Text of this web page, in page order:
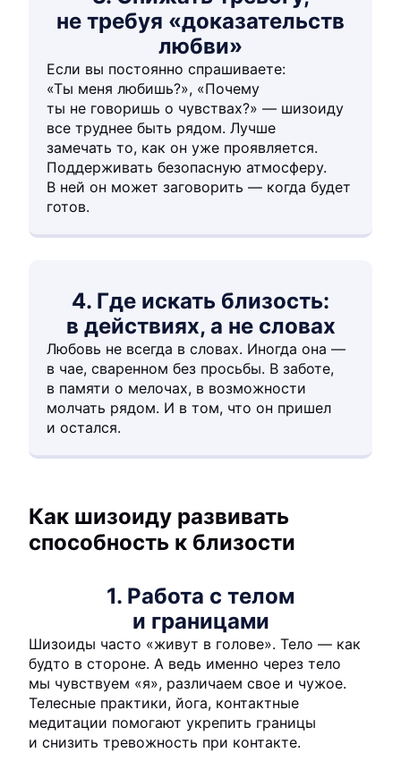
не требуя «доказательств
любви»
Если вы постоянно спрашиваете:
«Ты меня любишь?», «Почему
ты не говоришь о чувствах?» — шизоиду
все труднее быть рядом. Лучше
замечать то, как он уже проявляется.
Поддерживать безопасную атмосферу.
В ней он может заговорить — когда будет
готов.
4. Где искать близость:
в действиях, а не словах
Любовь не всегда в словах. Иногда она —
в чае, сваренном без просьбы. В заботе,
в памяти о мелочах, в возможности
молчать рядом. И в том, что он пришел
и остался.
Как шизоиду развивать
способность к близости
1. Работа с телом
и границами
Шизоиды часто «живут в голове». Тело — как
будто в стороне. А ведь именно через тело
мы чувствуем «я», различаем свое и чужое.
Телесные практики, йога, контактные
медитации помогают укрепить границы
и снизить тревожность при контакте.